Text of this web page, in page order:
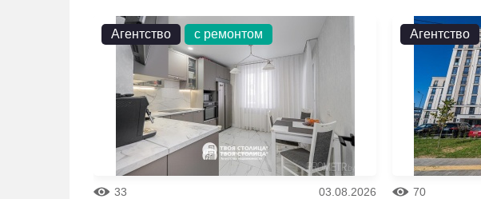
Агентство с ремонтом
33 03.08.2026
Агентство
70